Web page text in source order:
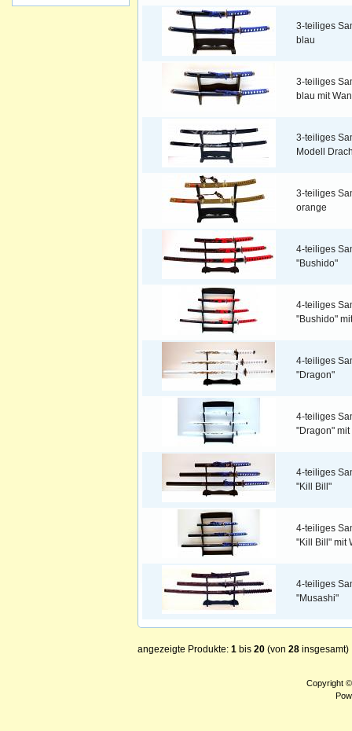
3-teiliges
blau
3-teiliges
blau mit
3-teiliges
Modell
3-teiliges
orange
4-teiliges
"Bushido"
4-teiliges
"Bushido"
4-teiliges
"Dragon"
4-teiliges
"Dragon"
4-teiliges
"Kill Bill"
4-teiliges
"Kill Bill" mit
4-teiliges
"Musashi"
angezeigte Produkte: 1 bis 20 (von 28 insgesamt)
Copyright